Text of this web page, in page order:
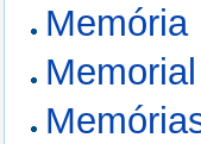
Memória